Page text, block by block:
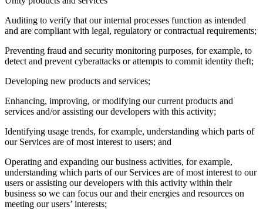
Auditing to verify that our internal processes function as intended
and are compliant with legal, regulatory or contractual requirements;
Preventing fraud and security monitoring purposes, for example, to
detect and prevent cyberattacks or attempts to commit identity theft;
Developing new products and services;
Enhancing, improving, or modifying our current products and
services and/or assisting our developers with this activity;
Identifying usage trends, for example, understanding which parts of
our Services are of most interest to users; and
Operating and expanding our business activities, for example,
understanding which parts of our Services are of most interest to our
users or assisting our developers with this activity within their
business so we can focus our and their energies and resources on
meeting our users’ interests;